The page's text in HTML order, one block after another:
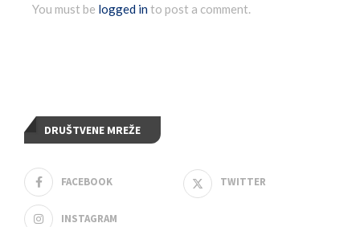
You must be logged into post a comment.
DRUŠTVENE MREŽE
FACEBOOK TWITTER
INSTAGRAM